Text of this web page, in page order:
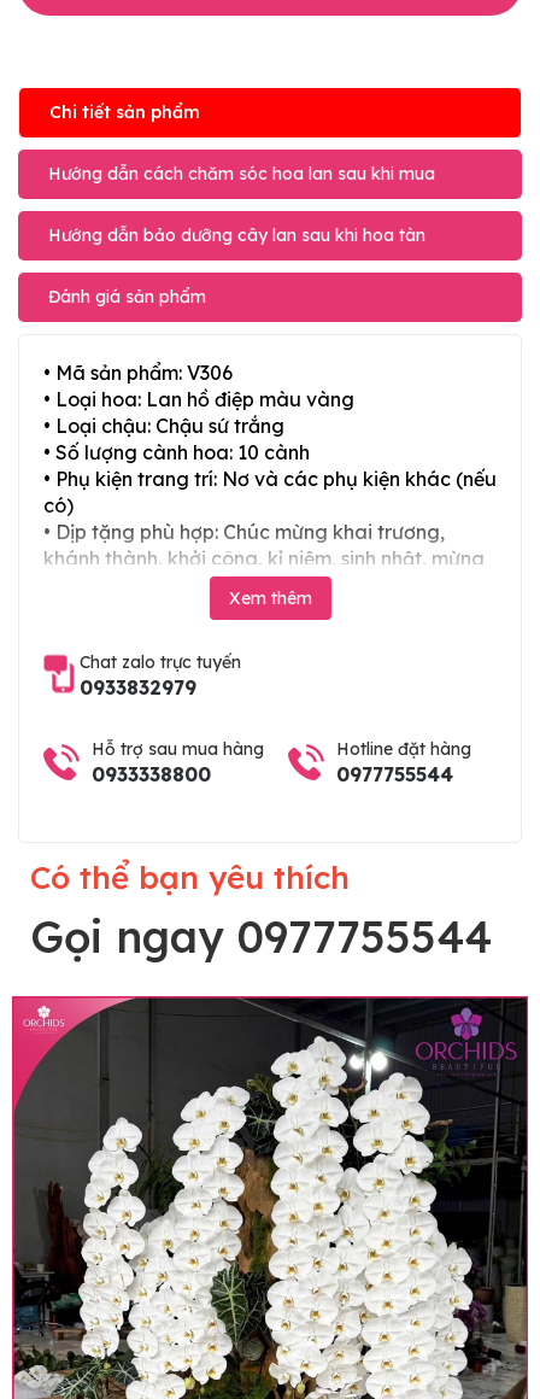
Chi tiết sản phẩm
Hướng dẫn cách chăm sóc hoa lan sau khi mua
Hướng dẫn bảo dưỡng cây lan sau khi hoa tàn
Đánh giá sản phẩm
• Mã sản phẩm: V306
• Loại hoa: Lan hồ điệp màu vàng
• Loại chậu: Chậu sứ trắng
• Số lượng cành hoa: 10 cành
• Phụ kiện trang trí: Nơ và các phụ kiện khác (nếu
có)
• Dịp tặng phù hợp: Chúc mừng khai trương,
khánh thành, khởi công, kỉ niệm, sinh nhật, mừng
thọ, mừng cưới, tân gia và các ngày lễ tết trong
Lưu ý trước khi đặt hàng
• Về cây hoa: Một chậu hoa lan hồ điệp đẹp và
hoàn chỉnh sẽ được phối ghép từ nhiều cây hoa
và tạo dáng hoàn toàn thủ công nên có thể sẽ
khác nhau đôi chút giữa sản phẩm thực tế và
Xem thêm
Chat zalo trực tuyến
0933832979
Hỗ trợ sau mua hàng
0933338800
Hotline đặt hàng
0977755544
Có thể bạn yêu thích
Gọi ngay 0977755544